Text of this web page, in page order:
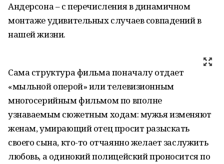
Андерсона – с перечисления в динамичном
монтаже удивительных случаев совпадений в
нашей жизни.
Сама структура фильма поначалу отдает
«мыльной оперой» или телевизионным
многосерийным фильмом по вполне
узнаваемым сюжетным ходам: мужья изменяют
женам, умирающий отец просит разыскать
своего сына, кто-то отчаянно желает заслужить
любовь, а одинокий полицейский проносится по